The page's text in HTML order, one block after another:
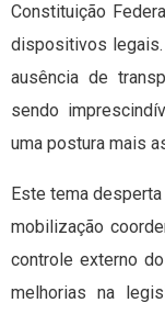
Constituição
dispositivos
ausência de
sendo
uma postura mais
Este tema
mobilização
controle externo
melhorias na